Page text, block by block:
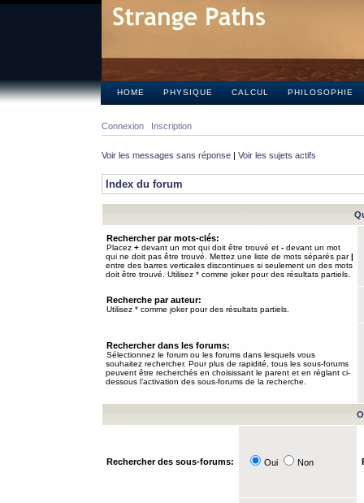
HOME PHYSIQUE CALCUL PHILOSOPHIE
Connexion Inscription
Voir les messages sans réponse | Voir les sujets actifs
Index du forum
Rechercher par mots-clés:
Placez + devant un mot qui doit être trouvé et - devant un mot
qui ne doit pas être trouvé. Mettez une liste de mots séparés par|
entre des barres verticales discontinues si seulement un des mots
doit être trouvé. Utilisez * comme joker pour des résultats partiels.
Recherche par auteur:
Utilisez * comme joker pour des résultats partiels.
Rechercher dans les forums:
Sélectionnez le forum ou les forums dans lesquels vous
souhaitez rechercher. Pour plus de rapidité, tous les sous-forums
peuvent être recherchés en choisissant le parent et en réglant ci-
dessous l’activation des sous-forums de la recherche.
Rechercher des sous-forums: Oui Non